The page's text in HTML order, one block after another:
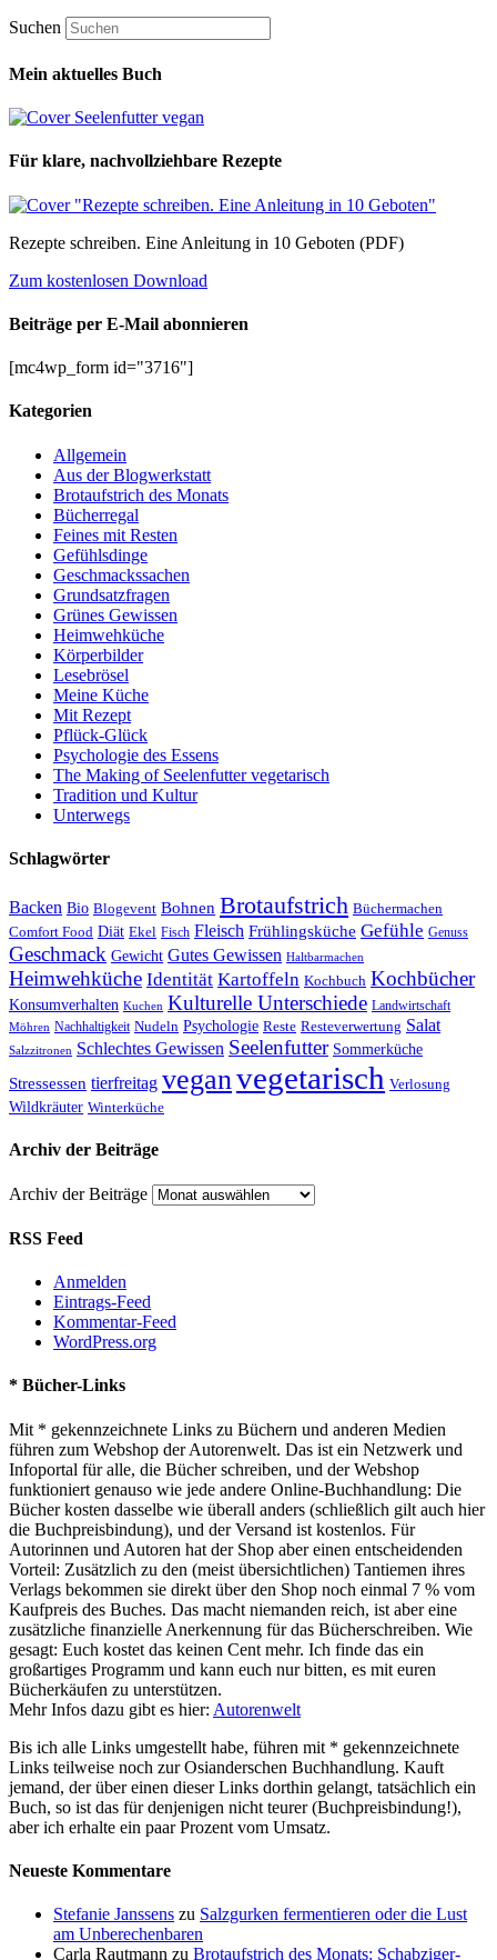
Suchen
Mein aktuelles Buch
Für klare, nachvollziehbare Rezepte
Rezepte schreiben. Eine Anleitung in 10 Geboten (PDF)
Zum kostenlosen Download
Beiträge per E-Mail abonnieren
[mc4wp_form id="3716"]
Kategorien
Allgemein
Aus der Blogwerkstatt
Brotaufstrich des Monats
Bücherregal
Feines mit Resten
Gefühlsdinge
Geschmackssachen
Grundsatzfragen
Grünes Gewissen
Heimwehküche
Körperbilder
Lesebrösel
Meine Küche
Mit Rezept
Pflück-Glück
Psychologie des Essens
The Making of Seelenfutter vegetarisch
Tradition und Kultur
Unterwegs
Schlagwörter
Backen Bio Blogevent Bohnen Brotaufstrich Büchermachen
Comfort Food Diät Ekel Fisch Fleisch Frühlingsküche Gefühle Genuss
Geschmack Gewicht Gutes Gewissen Haltbarmachen
Heimwehküche Identität Kartoffeln Kochbuch Kochbücher
Konsumverhalten Kuchen Kulturelle Unterschiede Landwirtschaft
Möhren Nachhaltigkeit Nudeln Psychologie Reste Resteverwertung Salat
Salzzitronen Schlechtes Gewissen Seelenfutter Sommerküche
Stressessen tierfreitag veganvegetarisch Verlosung
Wildkräuter Winterküche
Archiv der Beiträge
Archiv der Beiträge
RSS Feed
Anmelden
Eintrags-Feed
Kommentar-Feed
WordPress.org
* Bücher-Links
Mit * gekennzeichnete Links zu Büchern und anderen Medien
führen zum Webshop der Autorenwelt. Das ist ein Netzwerk und
Infoportal für alle, die Bücher schreiben, und der Webshop
funktioniert genauso wie jede andere Online-Buchhandlung: Die
Bücher kosten dasselbe wie überall anders (schließlich gilt auch hier
die Buchpreisbindung), und der Versand ist kostenlos. Für
Autorinnen und Autoren hat der Shop aber einen entscheidenden
Vorteil: Zusätzlich zu den (meist übersichtlichen) Tantiemen ihres
Verlags bekommen sie direkt über den Shop noch einmal 7 % vom
Kaufpreis des Buches. Das macht niemanden reich, ist aber eine
zusätzliche finanzielle Anerkennung für das Bücherschreiben. Wie
gesagt: Euch kostet das keinen Cent mehr. Ich finde das ein
großartiges Programm und kann euch nur bitten, es mit euren
Bücherkäufen zu unterstützen.
Mehr Infos dazu gibt es hier: Autorenwelt
Bis ich alle Links umgestellt habe, führen mit * gekennzeichnete
Links teilweise noch zur Osianderschen Buchhandlung. Kauft
jemand, der über einen dieser Links dorthin gelangt, tatsächlich ein
Buch, so ist das für denjenigen nicht teurer (Buchpreisbindung!),
aber ich erhalte ein paar Prozent vom Umsatz.
Neueste Kommentare
Stefanie Janssens zu Salzgurken fermentieren oder die Lust
am Unberechenbaren
Carla Rautmann zu Brotaufstrich des Monats: Schabziger-